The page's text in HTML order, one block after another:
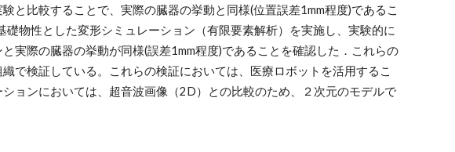
と比較することで、実際の臓器の挙動と同様(位置誤差1mm程度)であるこ
物性とした変形シミュレーション（有限要素解析）を実施し、実験的に
実際の臓器の挙動が同様(誤差1mm程度)であることを確認した．これらの
で検証している。これらの検証においては、医療ロボットを活用するこ
ョンにおいては、超音波画像（2D）との比較のため、２次元のモデルで